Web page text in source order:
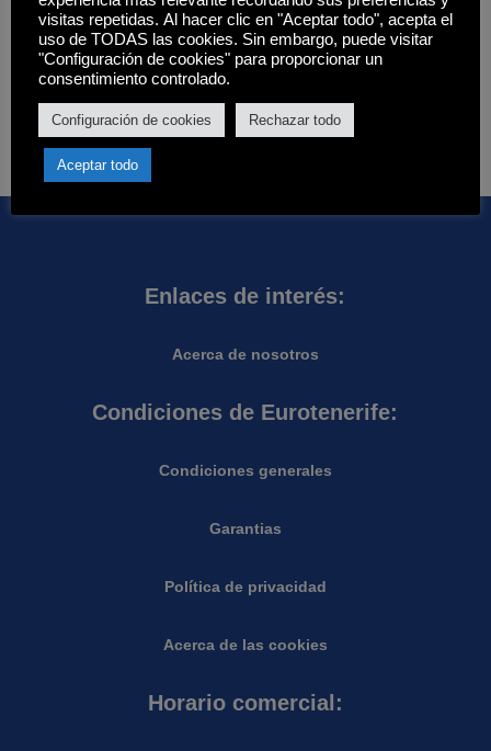
Filtros
Estado
Disponibilidad
Aplicar
Enlaces de interés:
Acerca de nosotros
Condiciones de Eurotenerife:
Condiciones generales
Garantias
Política de privacidad
Acerca de las cookies
Horario comercial:
visitas repetidas. Al hacer clic en "Aceptar todo", acepta el
uso de TODAS las cookies. Sin embargo, puede visitar
"Configuración de cookies" para proporcionar un
consentimiento controlado.
Configuración de cookies Rechazar todo
Aceptar todo